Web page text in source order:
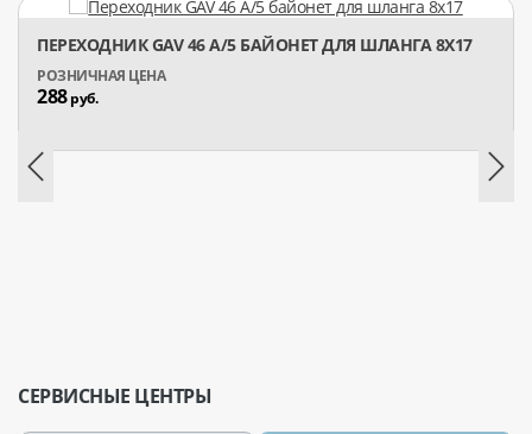
ПЕРЕХОДНИК GAV 46 А/5 БАЙОНЕТ ДЛЯ ШЛАНГА 8X17
288руб.
СЕРВИСНЫЕ ЦЕНТРЫ